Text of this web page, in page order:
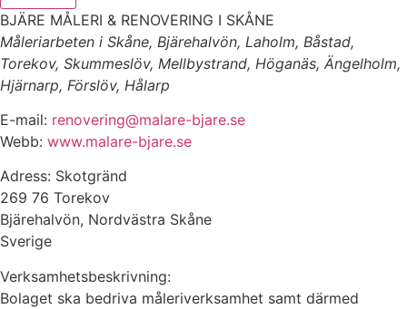
BJÄRE MÅLERI & RENOVERING I SKÅNE
Måleriarbeten i Skåne, Bjärehalvön, Laholm, Båstad,
Torekov, Skummeslöv, Mellbystrand, Höganäs, Ängelholm,
Hjärnarp, Förslöv, Hålarp
E-mail: renovering@malare-bjare.se
Webb: www.malare-bjare.se
Adress: Skotgränd
269 76 Torekov
Bjärehalvön, Nordvästra Skåne
Sverige
Verksamhetsbeskrivning:
Bolaget ska bedriva måleriverksamhet samt därmed